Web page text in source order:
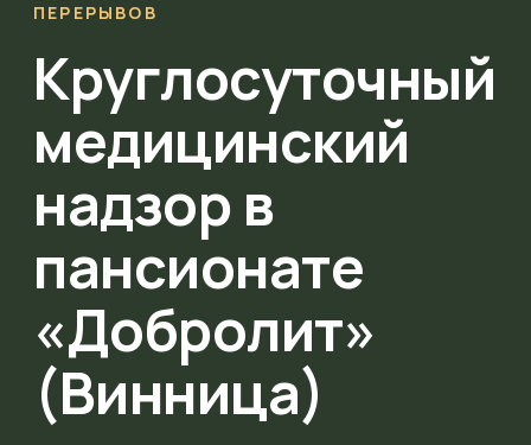
ПЕРЕРЫВОВ
Круглосуточный
медицинский
надзор в
пансионате
«Добролит»
(Винница)